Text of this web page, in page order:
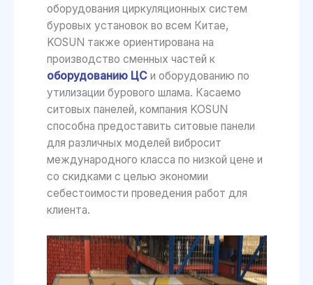
оборудования циркуляционных систем
буровых установок во всем Китае,
KOSUN также ориентирована на
производство сменных частей к
оборудованию ЦСи оборудованию по
утилизации бурового шлама. Касаемо
ситовых панелей, компания KOSUN
способна предоставить ситовые панели
для различных моделей вибросит
международного класса по низкой цене и
со скидками с целью экономии
себестоимости проведения работ для
клиента.